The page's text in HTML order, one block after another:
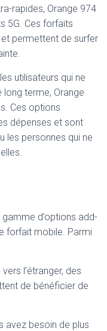
rapides, Orange 974
5G. Ces forfaits
permettent de surfer
utilisateurs qui ne
long terme, Orange
Ces options
dépenses et sont
les personnes qui ne
d’options add-
forfait mobile. Parmi
l’étranger, des
de bénéficier de
avez besoin de plus